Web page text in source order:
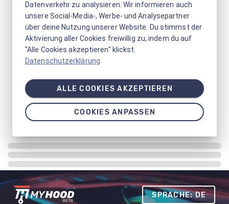
SPRACHE: DE
Datenverkehr zu analysieren. Wir informieren auch
unsere Social-Media-, Werbe- und Analysepartner
über deine Nutzung unserer Website. Du stimmst der
Aktivierung aller Cookies freiwillig zu, indem du auf
"Alle Cookies akzeptieren" klickst.
Datenschutzerklärung
ALLE COOKIES AKZEPTIEREN
COOKIES ANPASSEN